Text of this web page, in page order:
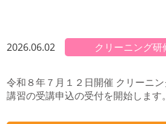
2026.06.02 クリーニング研
令和８年７月１２日開催 クリーニ
講習の受講申込の受付を開始します。